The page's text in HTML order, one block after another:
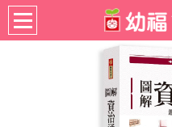
熱
手指
書籍分齡 全齡適用 社會